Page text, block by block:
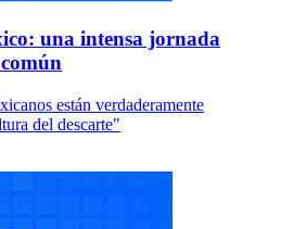
una intensa jornada
están verdaderamente
del descarte"